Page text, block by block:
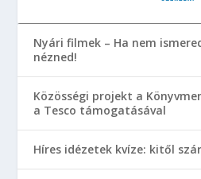
Nyári filmek – Ha nem
nézned!
Közösségi projekt a
a Tesco támogatásával
Híres idézetek kvíze: kitől